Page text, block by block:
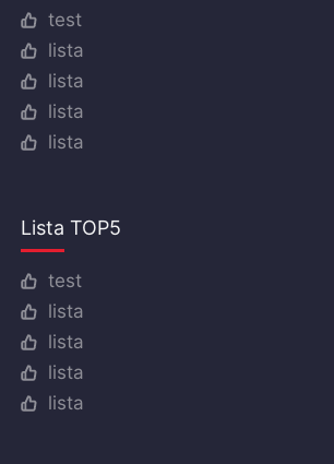
test
lista
lista
lista
lista
Lista TOP5
test
lista
lista
lista
lista